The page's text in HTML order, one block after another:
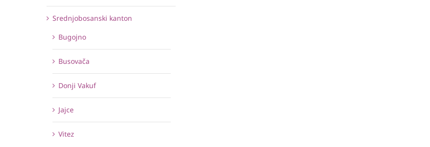
Srednjobosanski kanton
Bugojno
Busovača
Donji Vakuf
Jajce
Vitez